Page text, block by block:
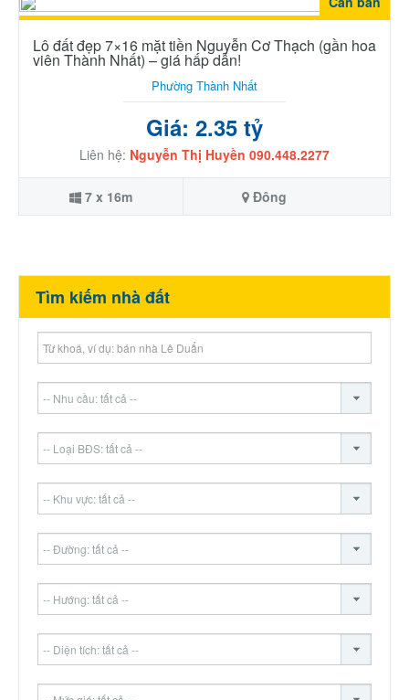
Lô đất đẹp 7×16 mặt tiền Nguyễn Cơ Thạch (gần hoa
viên Thành Nhất) – giá hấp dẫn!
Phường Thành Nhất
Giá: 2.35 tỷ
Liên hệ: Nguyễn Thị Huyền 090.448.2277
7 x 16m Đông
Tìm kiếm nhà đất